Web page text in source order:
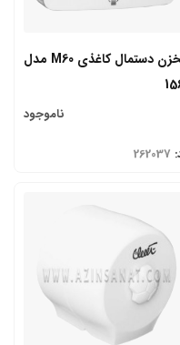
مخزن دستمال کاغذی M60 مدل
ناموجود
262037